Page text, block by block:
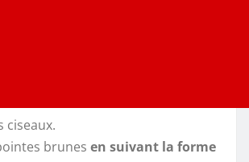
ciseaux.
brunes en suivant la forme